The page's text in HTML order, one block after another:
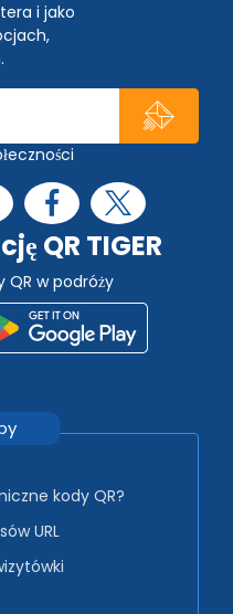
i jako
QR TIGER
QR w podróży
kody QR?
URL